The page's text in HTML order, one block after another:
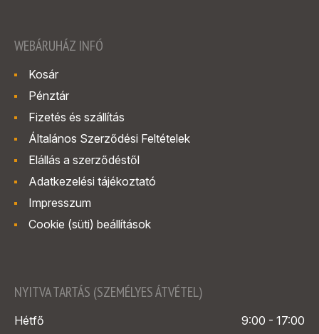
WEBÁRUHÁZ INFÓ
Kosár
Pénztár
Fizetés és szállítás
Általános Szerződési Feltételek
Elállás a szerződéstől
Adatkezelési tájékoztató
Impresszum
Cookie (süti) beállítások
NYITVA TARTÁS (SZEMÉLYES ÁTVÉTEL)
Hétfő
9:00 - 17:00